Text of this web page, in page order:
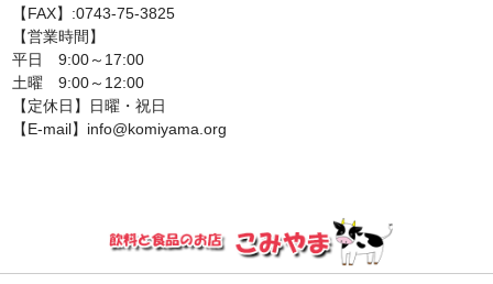
【FAX】:0743-75-3825
【営業時間】
平日 9:00～17:00
土曜 9:00～12:00
【定休日】日曜・祝日
【E-mail】info@komiyama.org